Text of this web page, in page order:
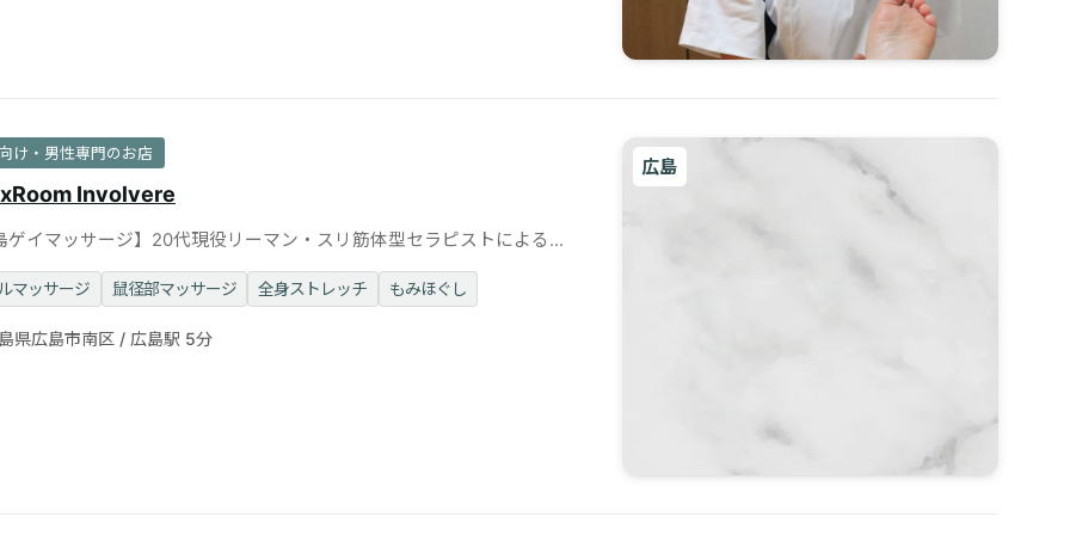
広島
け・男性専門のお店
Involvere
ゲイマッサージ】20代現役リーマン・スリ筋体型セラピストによる本
マッサージ 鼠径部マッサージ 全身ストレッチ もみほぐし
県広島市南区 / 広島駅 5分